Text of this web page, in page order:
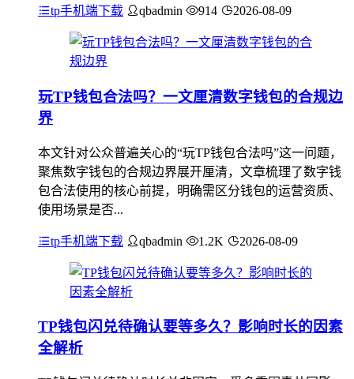
tp手机端下载 qbadmin 914 2026-08-09
玩TP钱包合法吗？一文厘清数字钱包的合规边
界
本文针对公众普遍关心的“玩TP钱包合法吗”这一问题，
聚焦数字钱包的合规边界展开厘清，文章梳理了数字钱
包合法使用的核心前提，明确需区分钱包的运营资质、
使用场景是否...
tp手机端下载 qbadmin 1.2K 2026-08-09
TP钱包闪兑待确认要等多久？影响时长的因素
全解析